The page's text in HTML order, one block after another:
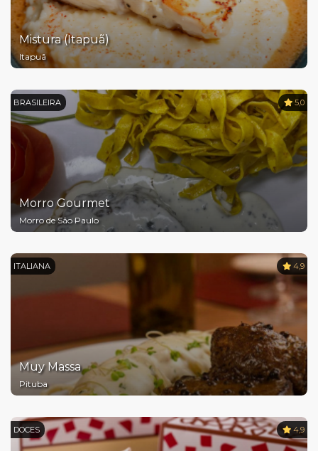
Mistura (Itapuã)
Itapuã
BRASILEIRA 5,0
Morro Gourmet
Morro de São Paulo
ITALIANA 4,9
Muy Massa
Pituba
DOCES 4,9